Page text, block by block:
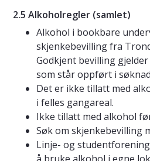
2.5 Alkoholregler (samlet)
Alkohol i bookbare
skjenkebevilling fra
Godkjent bevilling
som står oppført i
Det er ikke tillatt med
i felles gangareal.
Ikke tillatt med alkohol
Søk om skjenkebevilling
Linje- og
å bruke alkohol i egne